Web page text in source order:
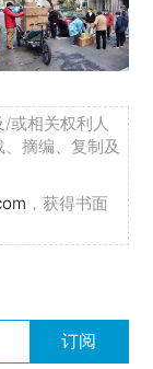
或相关权利人
摘编、复制及
，获得书面
订阅